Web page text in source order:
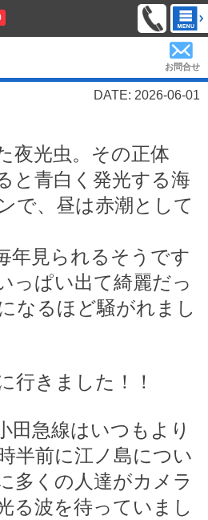
お問合せ
DATE: 2026-06-01
夜光虫。その正体
と青白く発光する海
で、昼は赤潮として
年見られるそうです
っぱい出て綺麗だっ
なるほど騒がれまし
行きました！！
田急線はいつもより
半前に江ノ島につい
多くの人達がカメラ
る波を待っていまし